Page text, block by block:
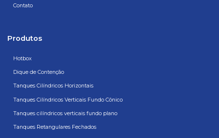
Contato
Produtos
Hotbox
Dique de Contenção
Tanques Cilíndricos Horizontais
Tanques Cilíndricos Verticais Fundo Cônico
Tanques cilíndricos verticais fundo plano
Tanques Retangulares Fechados